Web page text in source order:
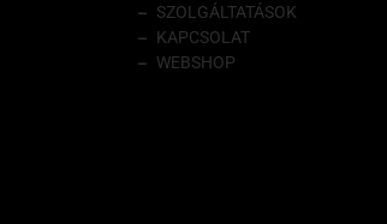
SZOLGÁLTATÁSOK
KAPCSOLAT
WEBSHOP